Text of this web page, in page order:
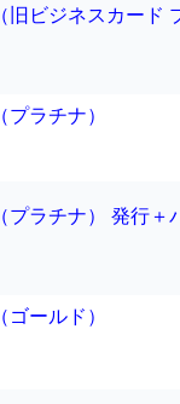
ビジネスカード
ラチナ）
プラチナ） 発行＋
ールド）